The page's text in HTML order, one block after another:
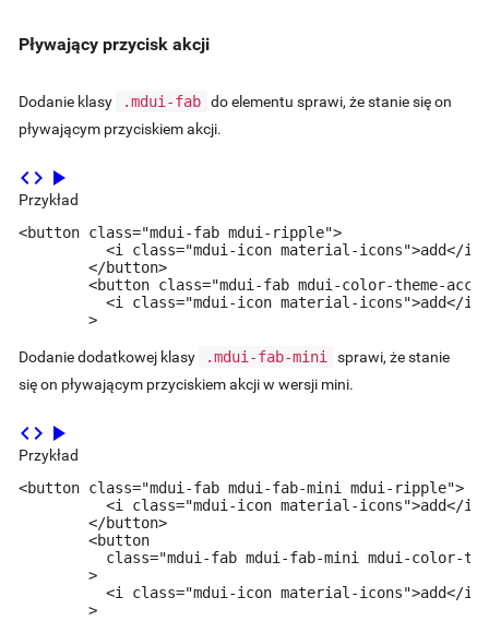
Pływający przycisk akcji
Dodanie klasy .mdui-fab do elementu sprawi, że stanie się on
pływającym przyciskiem akcji.
code play_arrow
Przykład
<button class="mdui-fab mdui-ripple">
          <i class="mdui-icon material-icons">add</i>
        </button>
<button class="mdui-fab mdui-color-theme-
<i class="mdui-icon material-icons">add</
        >
Dodanie dodatkowej klasy .mdui-fab-mini sprawi, że stanie
się on pływającym przyciskiem akcji w wersji mini.
code play_arrow
Przykład
<button class="mdui-fab mdui-fab-mini mdui-ripple">
          <i class="mdui-icon material-icons">add</i>
        </button>
        <button
class="mdui-fab mdui-fab-mini mdui-color-
        >
<i class="mdui-icon material-icons">add</
        >